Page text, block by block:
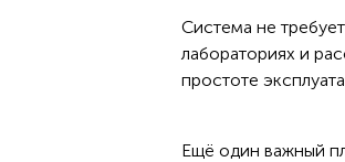
Система не
лабораториях и
простоте
Ещё один важный